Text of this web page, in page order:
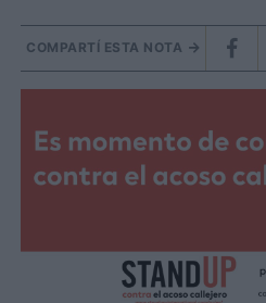
COMPARTÍ ESTA NOTA